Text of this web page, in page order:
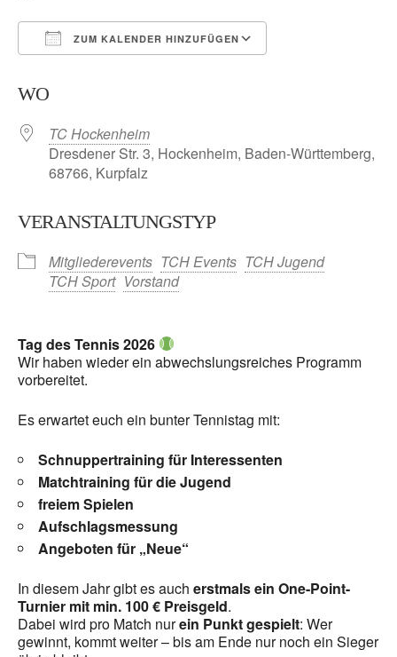
ZUM KALENDER HINZUFÜGEN
WO
TC Hockenheim
Dresdener Str. 3, Hockenheim, Baden-Württemberg,
68766, Kurpfalz
VERANSTALTUNGSTYP
Mitgliederevents TCH Events TCH Jugend
TCH Sport Vorstand
Tag des Tennis 2026
Wir haben wieder ein abwechslungsreiches Programm
vorbereitet.
Es erwartet euch ein bunter Tennistag mit:
Schnuppertraining für Interessenten
Matchtraining für die Jugend
freiem Spielen
Aufschlagsmessung
Angeboten für „Neue“
In diesem Jahr gibt es auch erstmals ein One-Point-
Turnier mit min. 100 € Preisgeld.
Dabei wird pro Match nurein Punkt gespielt: Wer
gewinnt, kommt weiter – bis am Ende nur noch ein Sieger